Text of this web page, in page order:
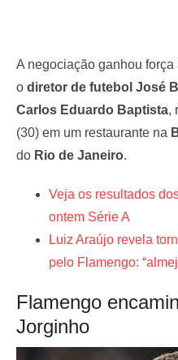
A negociação ganhou
o diretor de futebol José
Carlos Eduardo Baptista,
(30) em um restaurante na
do Rio de Janeiro.
Veja os resultados
ontem Série A
Luiz Araújo revela
pelo Flamengo:
Flamengo
Jorginho